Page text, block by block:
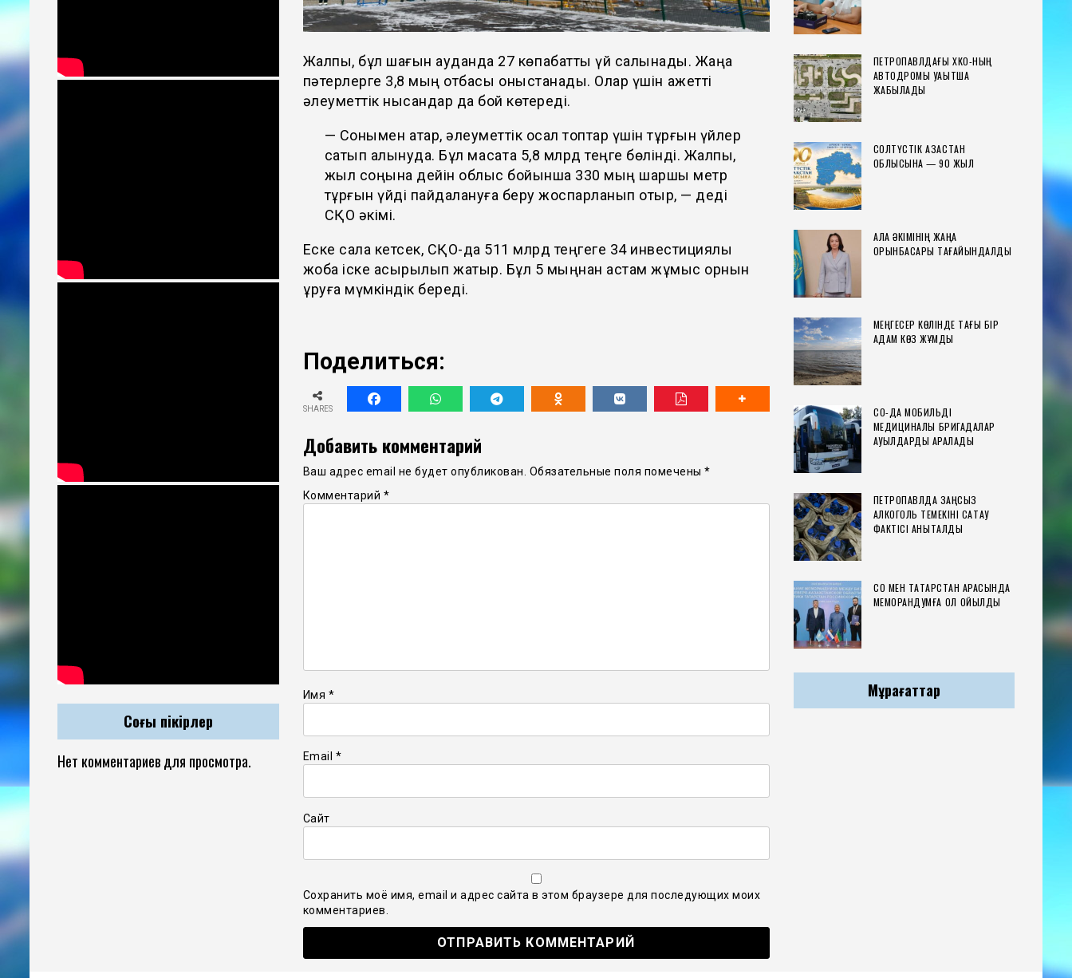
Жалпы, бұл шағын ауданда 27 көпқабатты үй салынады. Жаңа
пәтерлерге 3,8 мың отбасы қоныстанады. Олар үшін қажетті
әлеуметтік нысандар да бой көтереді.
— Сонымен қатар, әлеуметтік осал топтар үшін тұрғын үйлер
сатып алынуда. Бұл мақсатқа 5,8 млрд теңге бөлінді. Жалпы,
жыл соңына дейін облыс бойынша 330 мың шаршы метр
тұрғын үйді пайдалануға беру жоспарланып отыр, — деді
СҚО әкімі.
Еске сала кетсек, СҚО-да 511 млрд теңгеге 34 инвестициялық
жоба іске асырылып жатыр. Бұл 5 мыңнан астам жұмыс орнын
құруға мүмкіндік береді.
Поделиться:
SHARES
Добавить комментарий
Ваш адрес email не будет опубликован. Обязательные поля помечены *
Комментарий *
Имя *
Email *
Сайт
Сохранить моё имя, email и адрес сайта в этом браузере для последующих моих
комментариев.
Соңғы пікірлер
Нет комментариев для просмотра.
ПЕТРОПАВЛДАҒЫ ХҚКО-НЫҢ
АВТОДРОМЫ УАҚЫТША
ЖАБЫЛАДЫ
СОЛТҮСТІК ҚАЗАҚСТАН
ОБЛЫСЫНА — 90 ЖЫЛ
ҚАЛА ӘКІМІНІҢ ЖАҢА
ОРЫНБАСАРЫ ТАҒАЙЫНДАЛДЫ
МЕҢГЕСЕР КӨЛІНДЕ ТАҒЫ БІР
АДАМ КӨЗ ЖҰМДЫ
СҚО-ДА МОБИЛЬДІ
МЕДИЦИНАЛЫҚ БРИГАДАЛАР
АУЫЛДАРДЫ АРАЛАДЫ
ПЕТРОПАВЛДА ЗАҢСЫЗ
АЛКОГОЛЬ ТЕМЕКІНІ САҚТАУ
ФАКТІСІ АНЫҚТАЛДЫ
СҚО МЕН ТАТАРСТАН АРАСЫНДА
МЕМОРАНДУМҒА ҚОЛ ҚОЙЫЛДЫ
Мұрағаттар